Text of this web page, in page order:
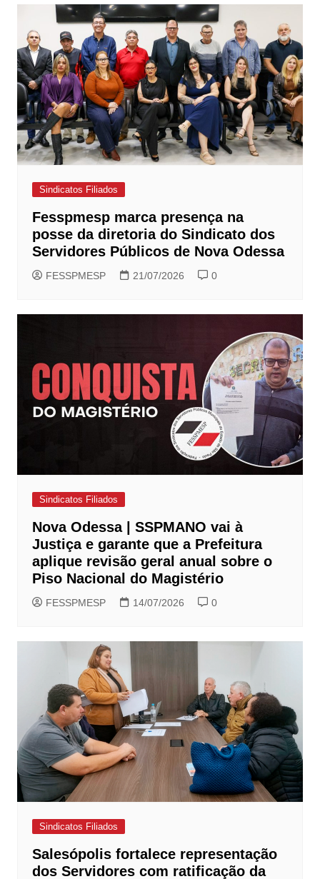
Post
Sindicatos Filiados
Fesspmesp marca presença na
posse da diretoria do Sindicato dos
Servidores Públicos de Nova Odessa
FESSPMESP 21/07/2026 0
Sindicatos Filiados
Nova Odessa | SSPMANO vai à
Justiça e garante que a Prefeitura
aplique revisão geral anual sobre o
Piso Nacional do Magistério
FESSPMESP 14/07/2026 0
Sindicatos Filiados
Salesópolis fortalece representação
dos Servidores com ratificação da